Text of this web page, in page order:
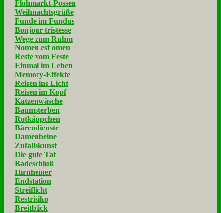
Flohmarkt-Possen
Weihnachtsgrüße
Funde im Fundus
Bonjour tristesse
Wege zum Ruhm
Nomen est omen
Reste vom Feste
Einmal im Leben
Memory-Effekte
Reisen ins Licht
Reisen im Kopf
Katzenwäsche
Baumsterben
Rotkäppchen
Bärendienste
Damenbeine
Zufallskunst
Die gute Tat
Badeschluß
Hirnheiner
Endstation
Streiflicht
Restrisiko
Breitblick